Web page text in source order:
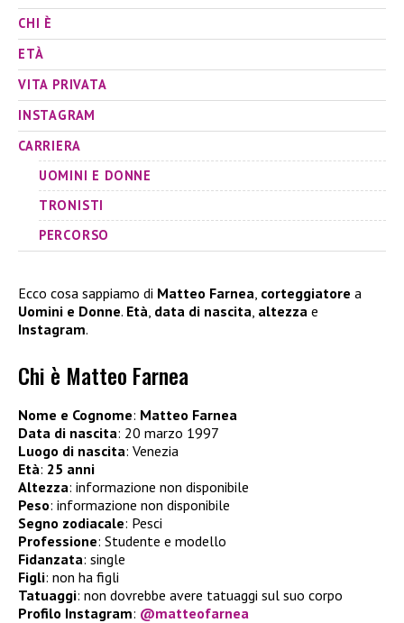
CHI È
ETÀ
VITA PRIVATA
INSTAGRAM
CARRIERA
UOMINI E DONNE
TRONISTI
PERCORSO
Ecco cosa sappiamo di Matteo Farnea, corteggiatore a
Uomini e Donne. Età, data di nascita, altezza e
Instagram.
Chi è Matteo Farnea
Nome e Cognome: Matteo Farnea
Data di nascita: 20 marzo 1997
Luogo di nascita: Venezia
Età: 25 anni
Altezza: informazione non disponibile
Peso: informazione non disponibile
Segno zodiacale: Pesci
Professione: Studente e modello
Fidanzata: single
Figli: non ha figli
Tatuaggi: non dovrebbe avere tatuaggi sul suo corpo
Profilo Instagram: @matteofarnea